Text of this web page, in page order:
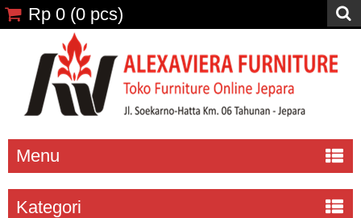
Rp 0 (0 pcs)
Menu
Kategori